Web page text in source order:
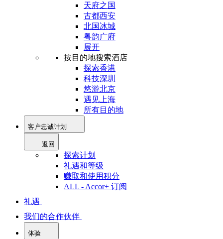
天府之国
古都西安
北国冰城
粤韵广府
展开
按目的地搜索酒店
探索香港
科技深圳
悠游北京
遇见上海
所有目的地
客户忠诚计划
返回
探索计划
礼遇和等级
赚取和使用积分
ALL - Accor+ 订阅
礼遇
我们的合作伙伴
体验